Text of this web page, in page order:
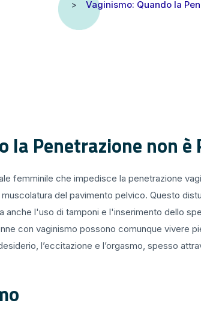
Vaginismo: Quando la
la Penetrazione non è
femminile che impedisce la penetrazione
del pavimento pelvico. Questo
anche l'uso di tamponi e l'inserimento dello
con vaginismo possono comunque vivere
l’eccitazione e l’orgasmo, spesso